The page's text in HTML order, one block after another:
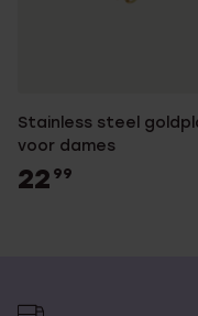
Stainless steel
voor dames
22 99